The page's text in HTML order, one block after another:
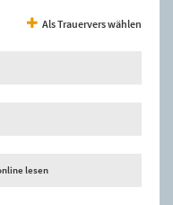
Als Trauervers wählen
lesen